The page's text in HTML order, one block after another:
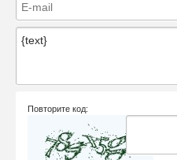
Повторите код: